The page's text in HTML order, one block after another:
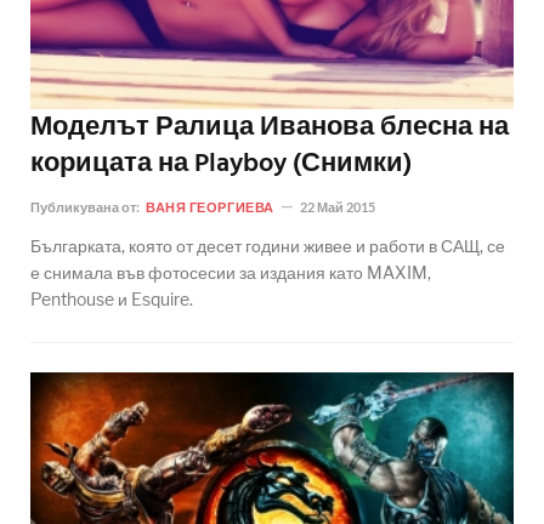
Моделът Ралица Иванова блесна на
корицата на Playboy (Снимки)
Публикувана от: ВАНЯ ГЕОРГИЕВА 22 Май 2015
Българката, която от десет години живее и работи в САЩ, се
е снимала във фотосесии за издания като MAXIM,
Penthouse и Esquire.